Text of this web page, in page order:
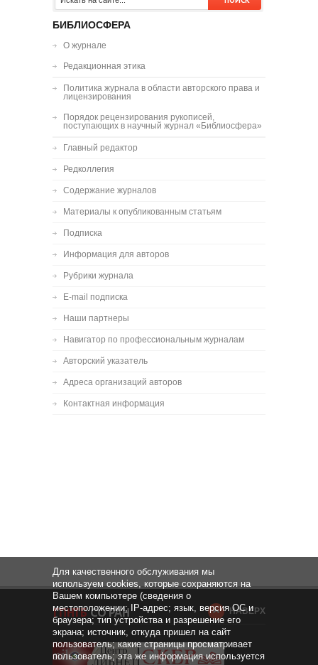
БИБЛИОСФЕРА
О журнале
Редакционная этика
Политика журнала в области авторского права и
лицензирования
Порядок рецензирования рукописей,
поступающих в научный журнал «Библиосфера»
Главный редактор
Редколлегия
Содержание журналов
Материалы к опубликованным статьям
Подписка
Информация для авторов
Рубрики журнала
E-mail подписка
Наши партнеры
Навигатор по профессиональным журналам
Авторский указатель
Адреса организаций авторов
Контактная информация
НАВЕРХ
Для качественного обслуживания мы
используем cookies, которые сохраняются на
Вашем компьютере (сведения о
местоположении; IP-адрес; язык, версия ОС и
браузера; тип устройства и разрешение его
экрана; источник, откуда пришел на сайт
пользователь; какие страницы просматривает
пользователь; эта же информация используется